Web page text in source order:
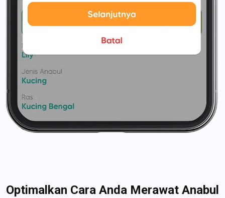
Optimalkan Cara Anda Merawat Anabul